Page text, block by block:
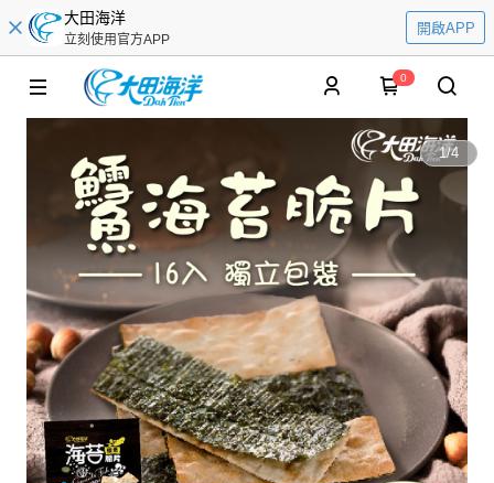
大田海洋
立刻使用官方APP
開啟APP
0
1/4